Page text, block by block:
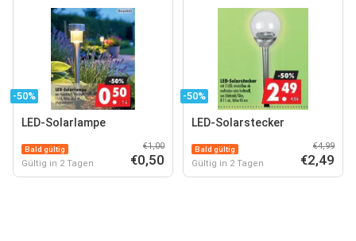
-50%
LED-Solarlampe
Bald gültig
Gültig in 2 Tagen
€1,00
€0,50
-50%
LED-Solarstecker
Bald gültig
Gültig in 2 Tagen
€4,99
€2,49